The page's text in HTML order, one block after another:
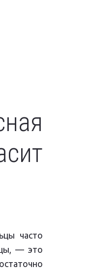
часто
— это